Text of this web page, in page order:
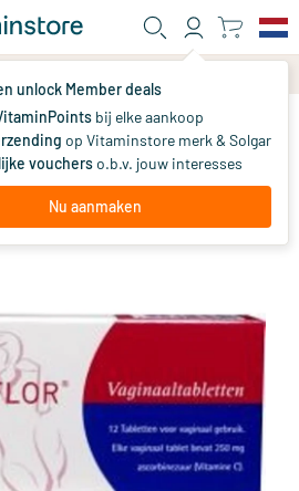
unlock Member deals
bij elke aankoop
op Vitaminstore merk & Solgar
voucherso.b.v. jouw interesses
Nu aanmaken
euro
14.